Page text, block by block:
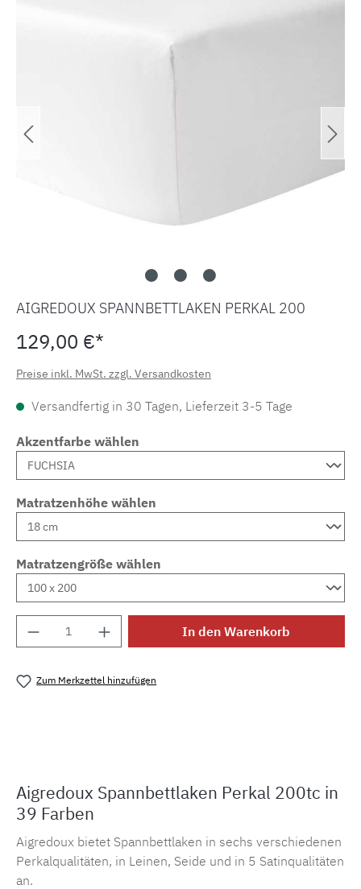
AIGREDOUX SPANNBETTLAKEN PERKAL 200
129,00 €*
Preise inkl. MwSt. zzgl. Versandkosten
Versandfertig in 30 Tagen, Lieferzeit 3-5 Tage
Akzentfarbe wählen
Matratzenhöhe wählen
Matratzengröße wählen
Produkt Anzahl: Gib den gewünschten
In den Warenkorb
Zum Merkzettel hinzufügen
Aigredoux Spannbettlaken Perkal 200tc in
39 Farben
Aigredoux bietet Spannbettlaken in sechs verschiedenen
Perkalqualitäten, in Leinen, Seide und in 5 Satinqualitäten
an.